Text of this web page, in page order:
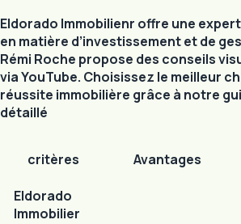
Eldorado Immobilienr offre une
en matière d’investissement et de
Rémi Roche propose des conseils
via YouTube. Choisissez le meilleur
réussite immobilière grâce à notre
détaillé
critères Avantages
Eldorado
Immobilier